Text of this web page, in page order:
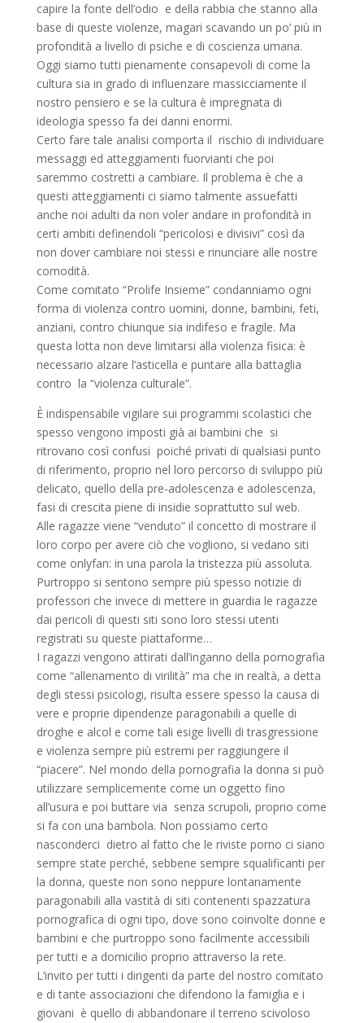
capire la fonte dell’odio e della rabbia che stanno alla
base di queste violenze, magari scavando un po’ più in
profondità a livello di psiche e di coscienza umana.
Oggi siamo tutti pienamente consapevoli di come la
cultura sia in grado di influenzare massicciamente il
nostro pensiero e se la cultura è impregnata di
ideologia spesso fa dei danni enormi.
Certo fare tale analisi comporta il rischio di individuare
messaggi ed atteggiamenti fuorvianti che poi
saremmo costretti a cambiare. Il problema è che a
questi atteggiamenti ci siamo talmente assuefatti
anche noi adulti da non voler andare in profondità in
certi ambiti definendoli “pericolosi e divisivi” così da
non dover cambiare noi stessi e rinunciare alle nostre
comodità.
Come comitato “Prolife Insieme” condanniamo ogni
forma di violenza contro uomini, donne, bambini, feti,
anziani, contro chiunque sia indifeso e fragile. Ma
questa lotta non deve limitarsi alla violenza fisica: è
necessario alzare l’asticella e puntare alla battaglia
contro la “violenza culturale”.
È indispensabile vigilare sui programmi scolastici che
spesso vengono imposti già ai bambini che si
ritrovano così confusi poiché privati di qualsiasi punto
di riferimento, proprio nel loro percorso di sviluppo più
delicato, quello della pre-adolescenza e adolescenza,
fasi di crescita piene di insidie soprattutto sul web.
Alle ragazze viene “venduto” il concetto di mostrare il
loro corpo per avere ciò che vogliono, si vedano siti
come onlyfan: in una parola la tristezza più assoluta.
Purtroppo si sentono sempre più spesso notizie di
professori che invece di mettere in guardia le ragazze
dai pericoli di questi siti sono loro stessi utenti
registrati su queste piattaforme…
I ragazzi vengono attirati dall’inganno della pornografia
come “allenamento di virilità” ma che in realtà, a detta
degli stessi psicologi, risulta essere spesso la causa di
vere e proprie dipendenze paragonabili a quelle di
droghe e alcol e come tali esige livelli di trasgressione
e violenza sempre più estremi per raggiungere il
“piacere”. Nel mondo della pornografia la donna si può
utilizzare semplicemente come un oggetto fino
all’usura e poi buttare via senza scrupoli, proprio come
si fa con una bambola. Non possiamo certo
nasconderci dietro al fatto che le riviste porno ci siano
sempre state perché, sebbene sempre squalificanti per
la donna, queste non sono neppure lontanamente
paragonabili alla vastità di siti contenenti spazzatura
pornografica di ogni tipo, dove sono coinvolte donne e
bambini e che purtroppo sono facilmente accessibili
per tutti e a domicilio proprio attraverso la rete.
L’invito per tutti i dirigenti da parte del nostro comitato
e di tante associazioni che difendono la famiglia e i
giovani è quello di abbandonare il terreno scivoloso